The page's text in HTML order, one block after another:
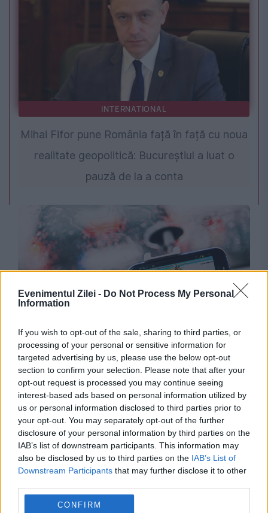
Evenimentul Zilei - Do Not Process My Personal
Information
If you wish to opt-out of the sale, sharing to third parties, or
processing of your personal or sensitive information for
targeted advertising by us, please use the below opt-out
section to confirm your selection. Please note that after your
opt-out request is processed you may continue seeing
interest-based ads based on personal information utilized by
us or personal information disclosed to third parties prior to
your opt-out. You may separately opt-out of the further
disclosure of your personal information by third parties on the
IAB’s list of downstream participants. This information may
also be disclosed by us to third parties on the IAB’s List of
Downstream Participants that may further disclose it to other
CONFIRM
INTERNATIONAL
Mihai Fifor pune România față în față cu noua
realitate geopolitică: Bucureștiul a luat o
pauză de la a conta
Schimbare importantă la Waze. Vremuri grele
pentru șoferii din UE